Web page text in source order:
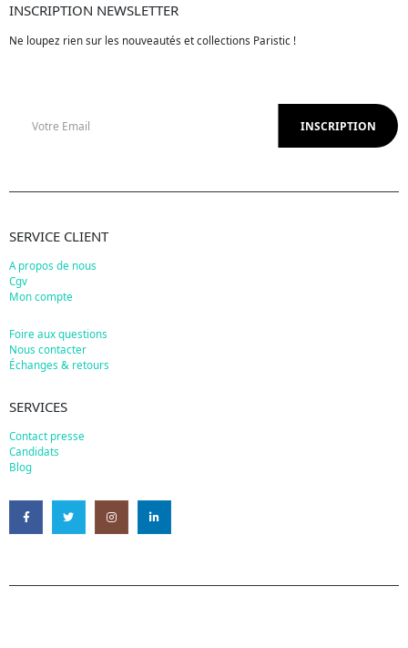
INSCRIPTION NEWSLETTER
Ne loupez rien sur les nouveautés et collections Paristic !
SERVICE CLIENT
A propos de nous
Cgv
Mon compte
Foire aux questions
Nous contacter
Échanges & retours
SERVICES
Contact presse
Candidats
Blog